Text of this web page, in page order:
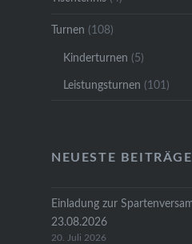
Turnen (108)
Kinderturnen (5)
Leistungsturnen (101)
NEUESTE BEITRÄGE
Einladung zur
23.08.2026
20. Juli 2026